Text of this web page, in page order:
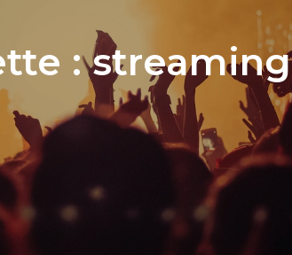
:streaming